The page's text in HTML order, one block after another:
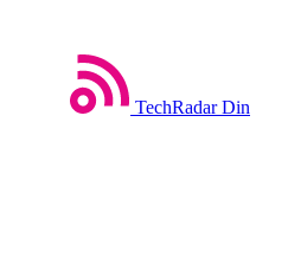
TechRadar Din